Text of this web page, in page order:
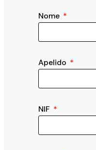
Nome
Apelido
NIF